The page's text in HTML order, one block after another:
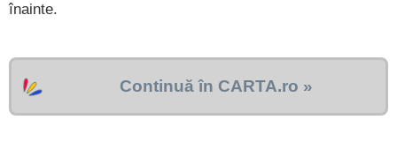
înainte.
Continuă în CARTA.ro »